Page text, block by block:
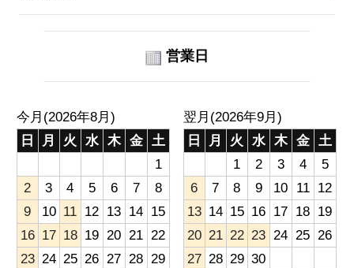
営業日
今月(2026年8月)
日
月 火 水 木 金 土
1
2
3 4 5 6 7
8
9
10 11 12 13 14 15
16 17 18 19 20 21 22
23 24 25 26 27 28 29
翌月(2026年9月)
日
月 火 水 木 金
土
1
2 3 4
5
6
7 8 9 10 11
12
13 14 15 16 17 18 19
20 21 22 23 24 25 26
27 28 29 30